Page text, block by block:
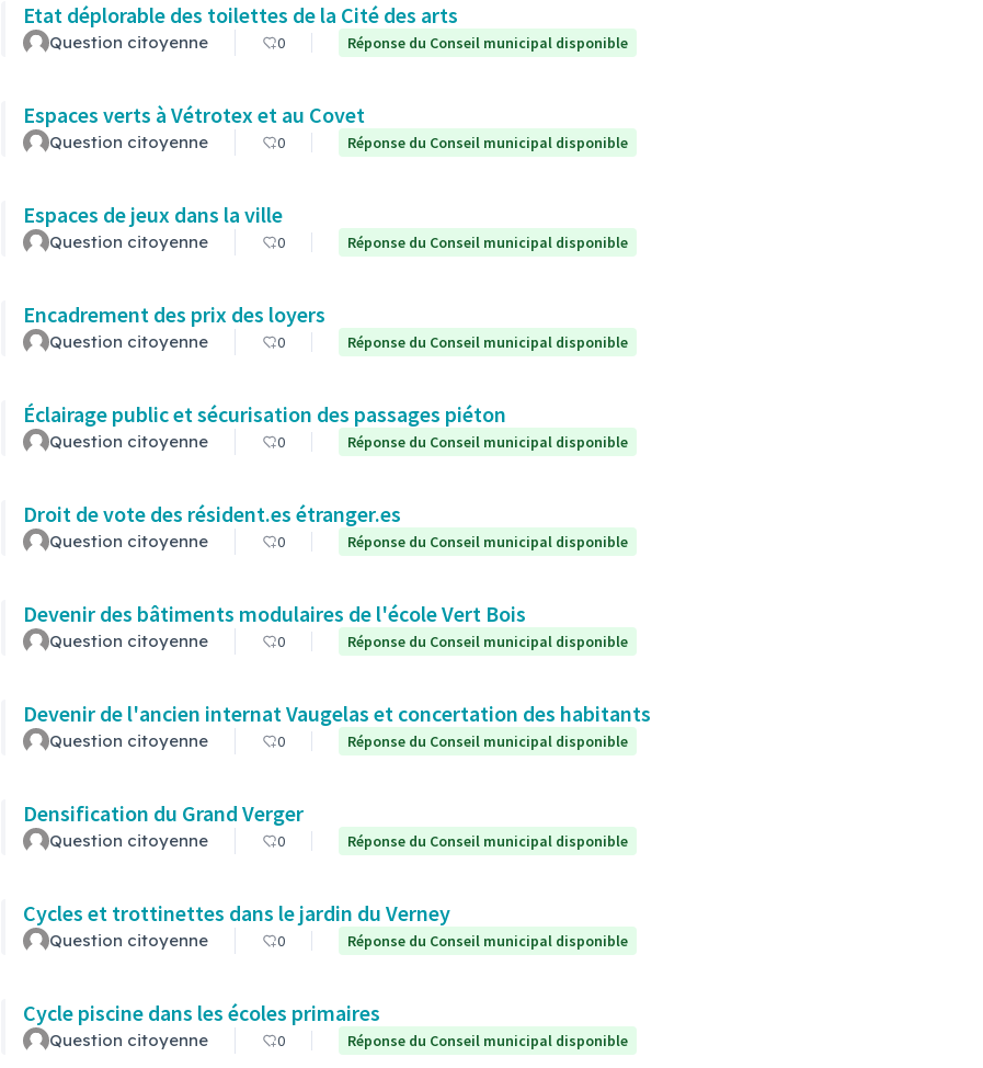
Etat déplorable des toilettes de la Cité des arts
Question citoyenne 0 Réponse du Conseil municipal disponible
Espaces verts à Vétrotex et au Covet
Question citoyenne 0 Réponse du Conseil municipal disponible
Espaces de jeux dans la ville
Question citoyenne 0 Réponse du Conseil municipal disponible
Encadrement des prix des loyers
Question citoyenne 0 Réponse du Conseil municipal disponible
Éclairage public et sécurisation des passages piéton
Question citoyenne 0 Réponse du Conseil municipal disponible
Droit de vote des résident.es étranger.es
Question citoyenne 0 Réponse du Conseil municipal disponible
Devenir des bâtiments modulaires de l'école Vert Bois
Question citoyenne 0 Réponse du Conseil municipal disponible
Devenir de l'ancien internat Vaugelas et concertation des habitants
Question citoyenne 0 Réponse du Conseil municipal disponible
Densification du Grand Verger
Question citoyenne 0 Réponse du Conseil municipal disponible
Cycles et trottinettes dans le jardin du Verney
Question citoyenne 0 Réponse du Conseil municipal disponible
Cycle piscine dans les écoles primaires
Question citoyenne 0 Réponse du Conseil municipal disponible